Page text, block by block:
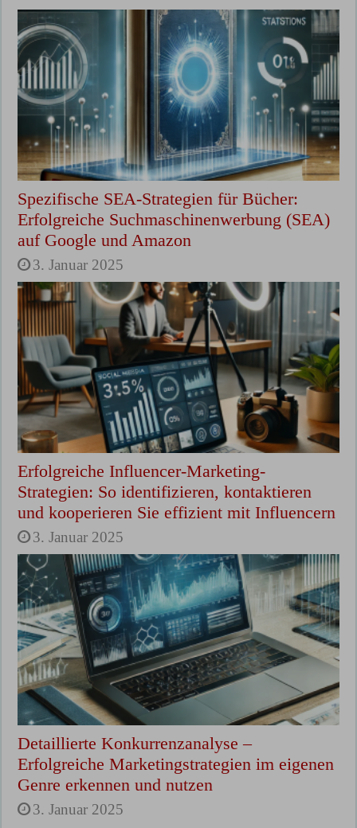
Spezifische SEA-Strategien für Bücher:
Erfolgreiche Suchmaschinenwerbung (SEA)
auf Google und Amazon
3. Januar 2025
Erfolgreiche Influencer-Marketing-
Strategien: So identifizieren, kontaktieren
und kooperieren Sie effizient mit Influencern
3. Januar 2025
Detaillierte Konkurrenzanalyse –
Erfolgreiche Marketingstrategien im eigenen
Genre erkennen und nutzen
3. Januar 2025